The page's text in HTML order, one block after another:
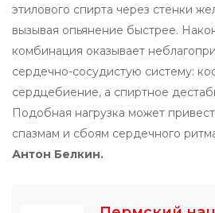
этилового спирта через стенки
вызывая опьянение быстрее.
комбинация оказывает
сердечно-сосудистую систему:
сердцебиение, а спиртное
Подобная нагрузка может
спазмам и сбоям сердечного
Антон Белкин.